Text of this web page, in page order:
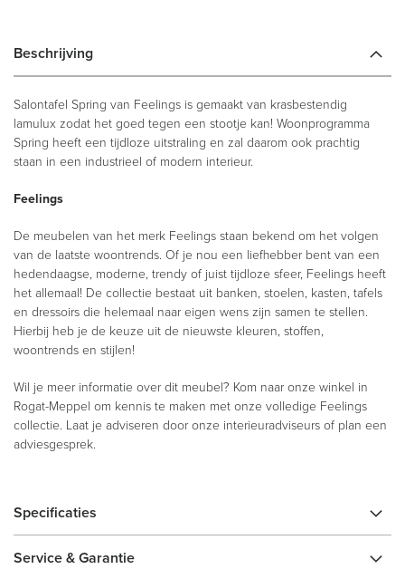
Beschrijving
Salontafel Spring van Feelings is gemaakt van krasbestendig
lamulux zodat het goed tegen een stootje kan! Woonprogramma
Spring heeft een tijdloze uitstraling en zal daarom ook prachtig
staan in een industrieel of modern interieur.
Feelings
De meubelen van het merk Feelings staan bekend om het volgen
van de laatste woontrends. Of je nou een liefhebber bent van een
hedendaagse, moderne, trendy of juist tijdloze sfeer, Feelings heeft
het allemaal! De collectie bestaat uit banken, stoelen, kasten, tafels
en dressoirs die helemaal naar eigen wens zijn samen te stellen.
Hierbij heb je de keuze uit de nieuwste kleuren, stoffen,
woontrends en stijlen!
Wil je meer informatie over dit meubel? Kom naar onze winkel in
Rogat-Meppel om kennis te maken met onze volledige Feelings
collectie. Laat je adviseren door onze interieuradviseurs of plan een
adviesgesprek.
Specificaties
Service & Garantie